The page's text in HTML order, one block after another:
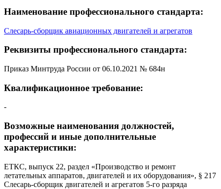
Наименование профессионального стандарта:
Слесарь-сборщик авиационных двигателей и агрегатов
Реквизиты профессионального стандарта:
Приказ Минтруда России от 06.10.2021 № 684н
Квалификационное требование:
-
Возможные наименования должностей,
профессий и иные дополнительные
характеристики:
ЕТКС, выпуск 22, раздел «Производство и ремонт
летательных аппаратов, двигателей и их оборудования», § 217
Слесарь-сборщик двигателей и агрегатов 5-го разряда